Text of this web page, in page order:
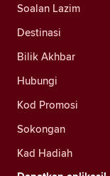
Soalan Lazim
Destinasi
Bilik Akhbar
Hubungi
Kod Promosi
Sokongan
Kad Hadiah